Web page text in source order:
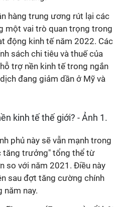
hàng trung ương rút lại các
một vai trò quan trọng trong
động kinh tế năm 2022. Các
sách chi tiêu và thuế của
trợ nền kinh tế trong ngắn
đang giảm dần ở Mỹ và
phủ này sẽ vẫn mạnh trong
tăng trưởng" tổng thể từ
so với năm 2021. Điều này
sau đợt tăng cường chính
năm nay.